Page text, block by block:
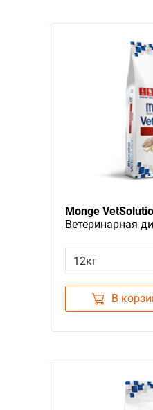
Monge
Ветеринарная
Заболеваниях
12кг
В